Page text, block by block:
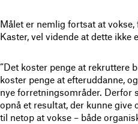
Målet er nemlig fortsat at
Kaster, vel vidende at dette ikke
”Det koster penge at rekruttere
koster penge at efteruddanne,
nye forretningsområder. Derfor
opnå et resultat, der kunne give
til netop at vokse – både